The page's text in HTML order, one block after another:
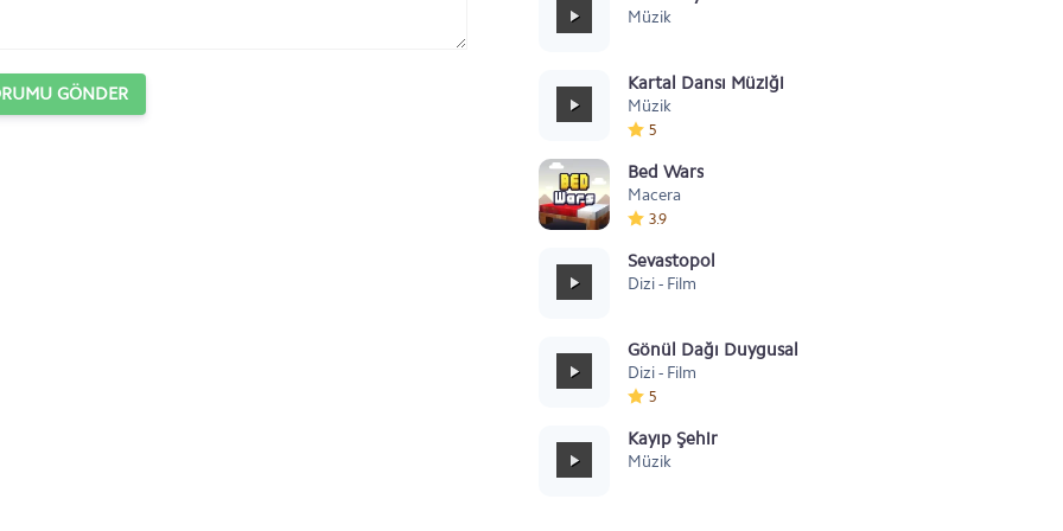
Müzik
Kartal Dansı Müziği
Müzik
5
Bed Wars
Macera
3.9
Sevastopol
Dizi - Film
Gönül Dağı Duygusal
Dizi - Film
5
Kayıp Şehir
Müzik
GÖNDER